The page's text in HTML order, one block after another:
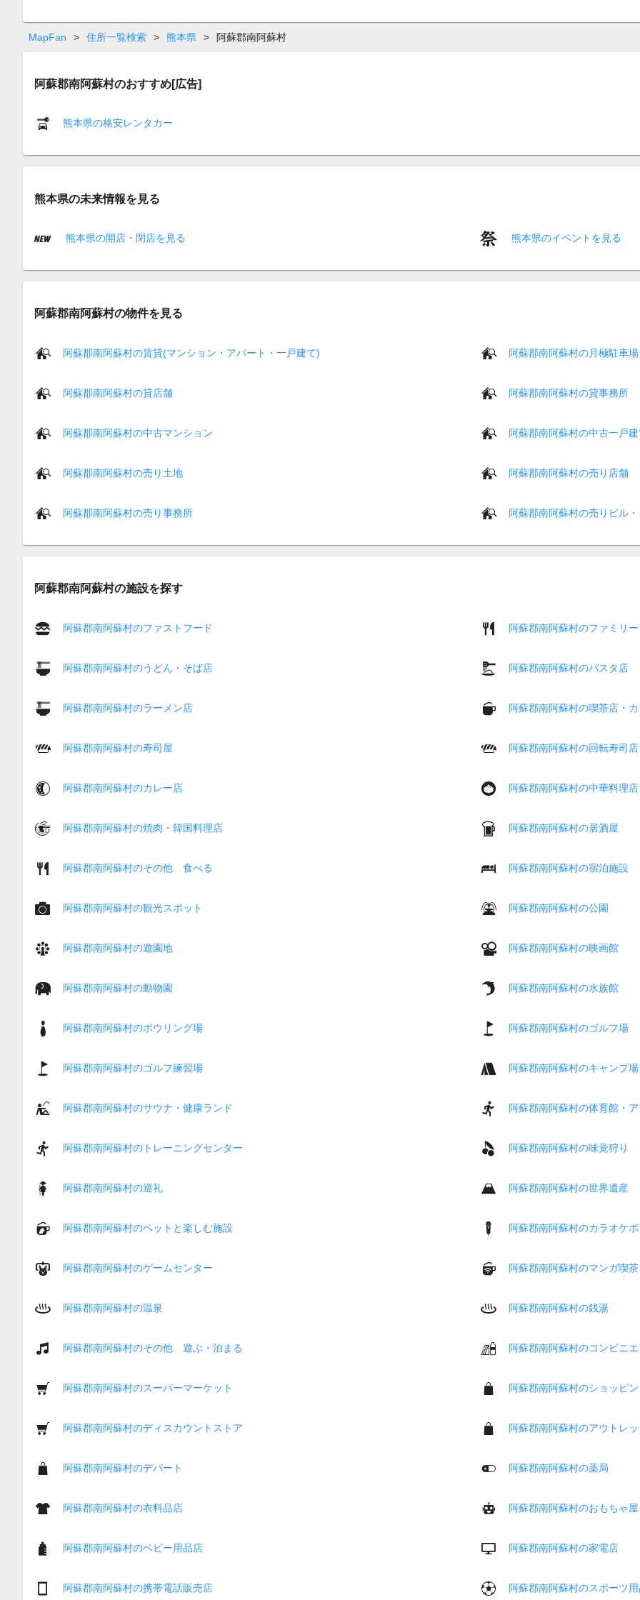
MapFan > 住所一覧検索 > 熊本県 > 阿蘇郡南阿蘇村
阿蘇郡南阿蘇村のおすすめ[広告]
熊本県の格安レンタカー
熊本県の未来情報を見る
熊本県の開店・閉店を見る 熊本県のイベントを見る
阿蘇郡南阿蘇村の物件を見る
阿蘇郡南阿蘇村の賃貸(マンション・アパート・一戸建て) 阿蘇郡南阿蘇村の月極駐車場
阿蘇郡南阿蘇村の貸店舗 阿蘇郡南阿蘇村の貸事務所
阿蘇郡南阿蘇村の中古マンション 阿蘇郡南阿蘇村の中古一戸
阿蘇郡南阿蘇村の売り土地 阿蘇郡南阿蘇村の売り店舗
阿蘇郡南阿蘇村の売り事務所 阿蘇郡南阿蘇村の売りビル
阿蘇郡南阿蘇村の施設を探す
阿蘇郡南阿蘇村のファストフード 阿蘇郡南阿蘇村のファミリ
阿蘇郡南阿蘇村のうどん・そば店 阿蘇郡南阿蘇村のパスタ店
阿蘇郡南阿蘇村のラーメン店 阿蘇郡南阿蘇村の喫茶店・
阿蘇郡南阿蘇村の寿司屋 阿蘇郡南阿蘇村の回転寿司店
阿蘇郡南阿蘇村のカレー店 阿蘇郡南阿蘇村の中華料理店
阿蘇郡南阿蘇村の焼肉・韓国料理店 阿蘇郡南阿蘇村の居酒屋
阿蘇郡南阿蘇村のその他 食べる 阿蘇郡南阿蘇村の宿泊施設
阿蘇郡南阿蘇村の観光スポット 阿蘇郡南阿蘇村の公園
阿蘇郡南阿蘇村の遊園地 阿蘇郡南阿蘇村の映画館
阿蘇郡南阿蘇村の動物園 阿蘇郡南阿蘇村の水族館
阿蘇郡南阿蘇村のボウリング場 阿蘇郡南阿蘇村のゴルフ場
阿蘇郡南阿蘇村のゴルフ練習場 阿蘇郡南阿蘇村のキャンプ場
阿蘇郡南阿蘇村のサウナ・健康ランド 阿蘇郡南阿蘇村の体育館・
阿蘇郡南阿蘇村のトレーニングセンター 阿蘇郡南阿蘇村の味覚狩り
阿蘇郡南阿蘇村の巡礼 阿蘇郡南阿蘇村の世界遺産
阿蘇郡南阿蘇村のペットと楽しむ施設 阿蘇郡南阿蘇村のカラオケ
阿蘇郡南阿蘇村のゲームセンター 阿蘇郡南阿蘇村のマンガ喫
阿蘇郡南阿蘇村の温泉 阿蘇郡南阿蘇村の銭湯
阿蘇郡南阿蘇村のその他 遊ぶ・泊まる 阿蘇郡南阿蘇村のコンビニ
阿蘇郡南阿蘇村のスーパーマーケット 阿蘇郡南阿蘇村のショッピ
阿蘇郡南阿蘇村のディスカウントストア 阿蘇郡南阿蘇村のアウトレ
阿蘇郡南阿蘇村のデパート 阿蘇郡南阿蘇村の薬局
阿蘇郡南阿蘇村の衣料品店 阿蘇郡南阿蘇村のおもちゃ屋
阿蘇郡南阿蘇村のベビー用品店 阿蘇郡南阿蘇村の家電店
阿蘇郡南阿蘇村の携帯電話販売店 阿蘇郡南阿蘇村のスポーツ